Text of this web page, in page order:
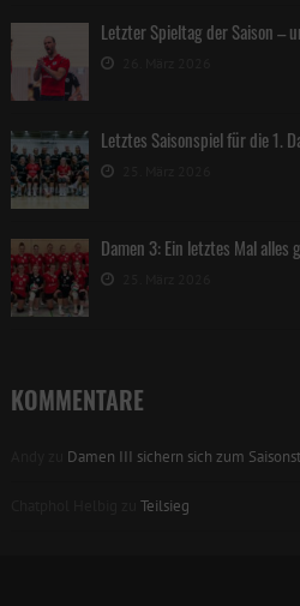
Letzter Spieltag der Saison –
Letztes Saisonspiel für die 1.
Damen 3: Ein letztes Mal alles
KOMMENTARE
Damen III sichern sich zum
Teilsieg